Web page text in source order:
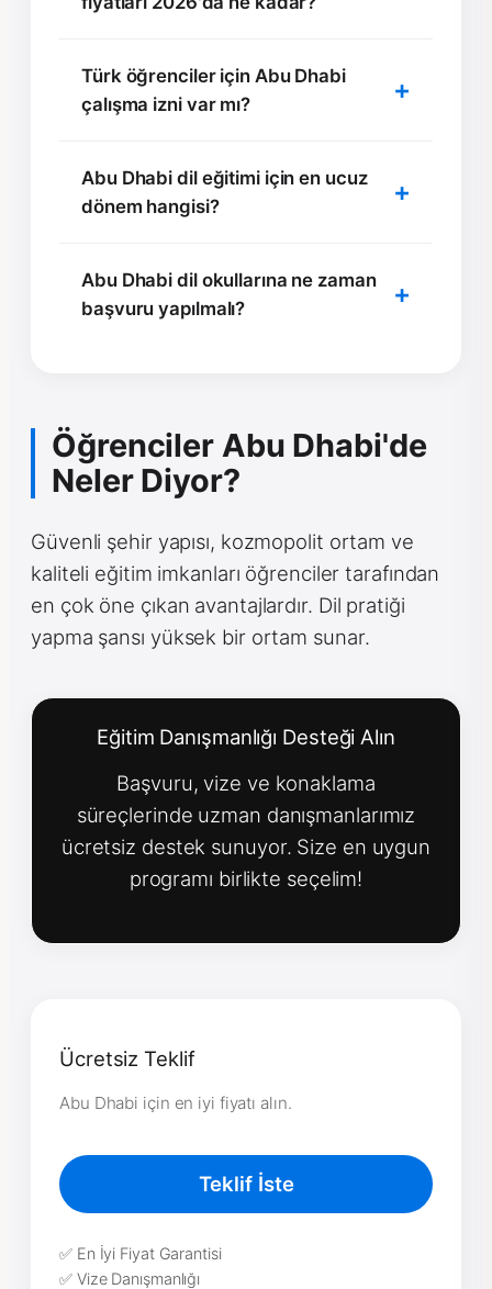
Türk öğrenciler için Abu Dhabi
çalışma izni var mı?
Abu Dhabi dil eğitimi için en ucuz
dönem hangisi?
Abu Dhabi dil okullarına ne zaman
başvuru yapılmalı?
Öğrenciler Abu Dhabi'de
Neler Diyor?
Güvenli şehir yapısı, kozmopolit ortam ve
kaliteli eğitim imkanları öğrenciler tarafından
en çok öne çıkan avantajlardır. Dil pratiği
yapma şansı yüksek bir ortam sunar.
Eğitim Danışmanlığı Desteği Alın
Başvuru, vize ve konaklama
süreçlerinde uzman danışmanlarımız
ücretsiz destek sunuyor. Size en uygun
programı birlikte seçelim!
Ücretsiz Teklif
Abu Dhabi için en iyi fiyatı alın.
Teklif İste
✅ En İyi Fiyat Garantisi
✅ Vize Danışmanlığı